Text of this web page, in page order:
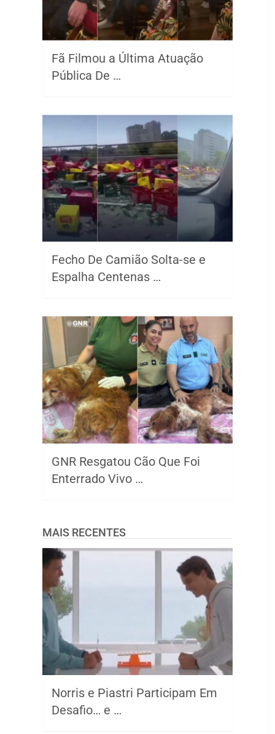
Fã Filmou a Última Atuação
Pública De …
Fecho De Camião Solta-se e
Espalha Centenas …
GNR Resgatou Cão Que Foi
Enterrado Vivo …
MAIS RECENTES
Norris e Piastri Participam Em
Desafio… e …